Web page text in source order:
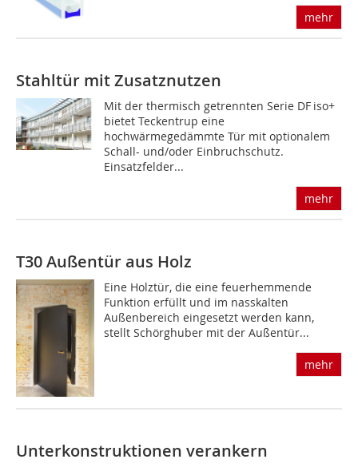
mehr
Stahltür mit Zusatznutzen
Mit der thermisch getrennten Serie DF iso+
bietet Teckentrup eine
hochwärmegedämmte Tür mit optionalem
Schall- und/oder Einbruchschutz.
Einsatzfelder...
mehr
T30 Außentür aus Holz
Eine Holztür, die eine feuerhemmende
Funktion erfüllt und im nasskalten
Außenbereich eingesetzt werden kann,
stellt Schörghuber mit der Außentür...
mehr
Unterkonstruktionen verankern